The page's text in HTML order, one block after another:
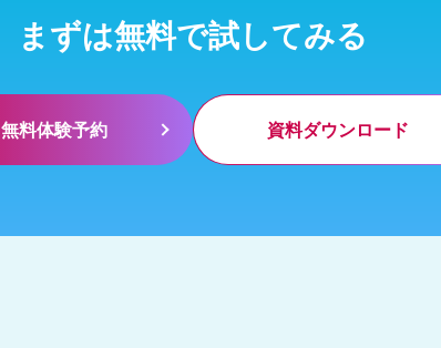
まずは無料で試してみる
無料体験予約 資料ダウンロード